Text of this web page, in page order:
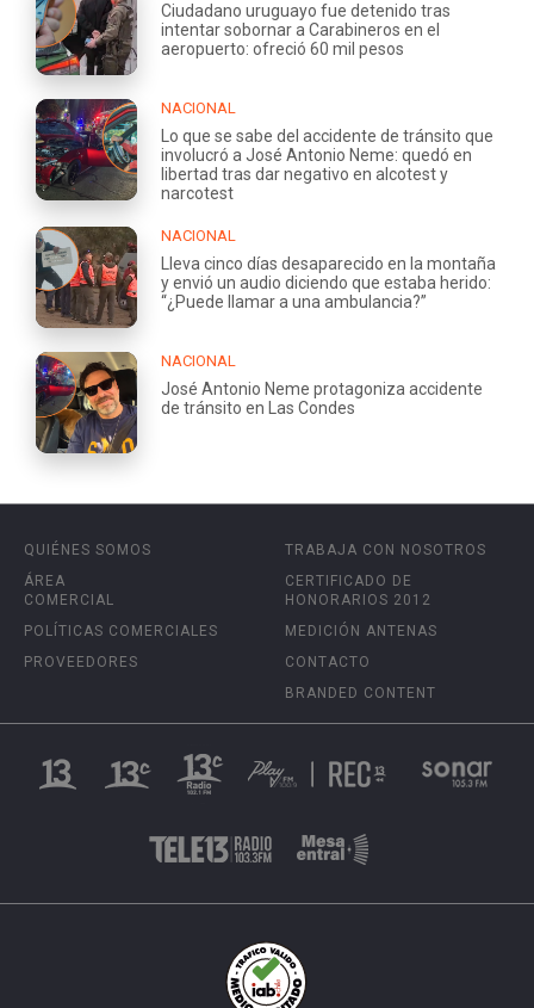
Ciudadano uruguayo fue detenido tras
intentar sobornar a Carabineros en el
aeropuerto: ofreció 60 mil pesos
NACIONAL
Lo que se sabe del accidente de tránsito que
involucró a José Antonio Neme: quedó en
libertad tras dar negativo en alcotest y
narcotest
NACIONAL
Lleva cinco días desaparecido en la montaña
y envió un audio diciendo que estaba herido:
“¿Puede llamar a una ambulancia?”
NACIONAL
José Antonio Neme protagoniza accidente
de tránsito en Las Condes
QUIÉNES SOMOS
ÁREA
COMERCIAL
POLÍTICAS COMERCIALES
PROVEEDORES
TRABAJA CON NOSOTROS
CERTIFICADO DE
HONORARIOS 2012
MEDICIÓN ANTENAS
CONTACTO
BRANDED CONTENT